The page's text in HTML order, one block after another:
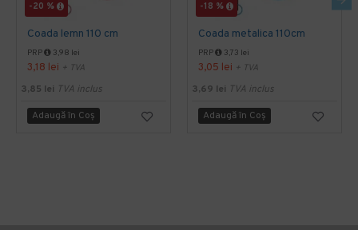
-20 %
Coada lemn 110 cm
PRP 3,98 lei
3,18 lei + TVA
3,85 lei TVA inclus
Adaugă în Coş
-18 %
Coada metalica 110cm
PRP 3,73 lei
3,05 lei + TVA
3,69 lei TVA inclus
Adaugă în Coş